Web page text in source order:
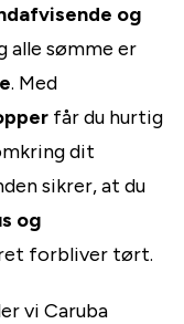
og
alle sømme er
. Med
får du hurtig
dit
sikrer, at du
og
forbliver tørt.
vi Caruba